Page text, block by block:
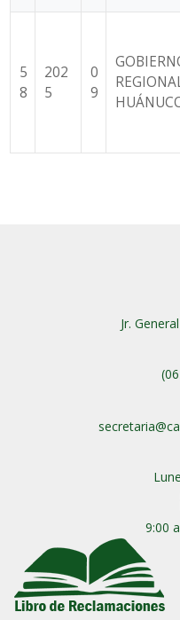
5
8
202
5
0
9
Jr.
9:00